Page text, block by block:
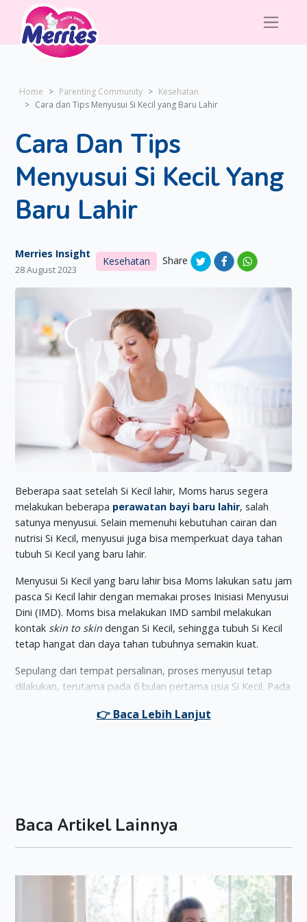
Home Parenting Community
Kesehatan
Cara dan Tips Menyusui Si Kecil yang Baru Lahir
Cara Dan Tips
Menyusui Si Kecil Yang
Baru Lahir
Merries Insight
28 August 2023
Kesehatan Share
Beberapa saat setelah Si Kecil lahir, Moms harus segera
melakukan beberapa perawatan bayi baru lahir, salah
satunya menyusui. Selain memenuhi kebutuhan cairan dan
nutrisi Si Kecil, menyusui juga bisa memperkuat daya tahan
tubuh Si Kecil yang baru lahir.
Menyusui Si Kecil yang baru lahir bisa Moms lakukan satu jam
pasca Si Kecil lahir dengan memakai proses Inisiasi Menyusui
Dini (IMD). Moms bisa melakukan IMD sambil melakukan
kontak skin to skin dengan Si Kecil, sehingga tubuh Si Kecil
tetap hangat dan daya tahan tubuhnya semakin kuat.
Sepulang dari tempat persalinan, proses menyusui tetap
dilakukan, terutama pada 6 bulan pertama usia Si Kecil. Pada
satu-satunya makanan utama Si Kecil yang bisa dikonsumsi,
1. Tentukan Posisi Menyusui Yang
Nyaman Untuk Moms Dan Si Kecil
Supaya proses menyusui berjalan dengan nyaman dan
lancar, Moms harus menentukan terlebih dulu seperti apa
posisi Moms dan Si Kecil saat menyusui. Ada beberapa posisi
Baca Artikel Lainnya